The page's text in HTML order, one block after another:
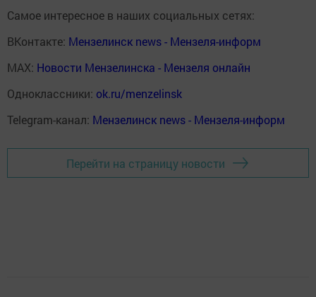
Самое интересное в наших социальных сетях:
ВКонтакте: Мензелинск news - Мензеля-информ
MAX: Новости Мензелинска - Мензеля онлайн
Одноклассники: ok.ru/menzelinsk
Telegram-канал: Мензелинск news - Мензеля-информ
Перейти на страницу новости